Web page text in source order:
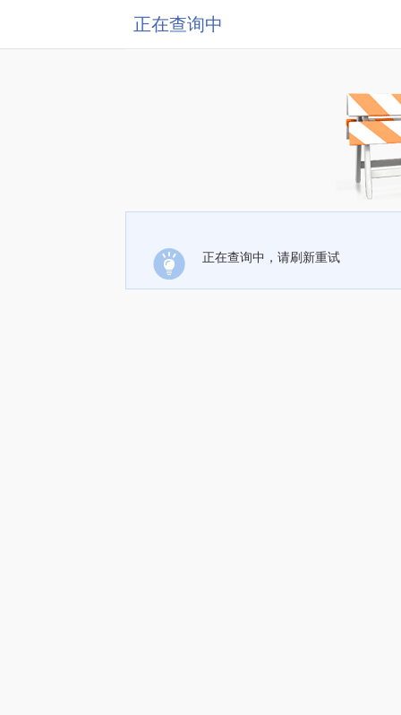
正在查询中
正在查询中，请刷新重试